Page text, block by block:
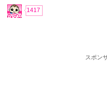
1417
スポン